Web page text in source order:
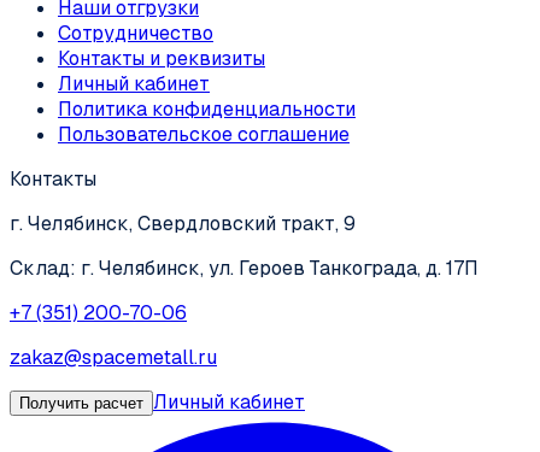
Наши отгрузки
Сотрудничество
Контакты и реквизиты
Личный кабинет
Политика конфиденциальности
Пользовательское соглашение
Контакты
г. Челябинск, Свердловский тракт, 9
Склад: г. Челябинск, ул. Героев Танкограда, д. 17П
+7 (351) 200-70-06
zakaz@spacemetall.ru
Получить расчет Личный кабинет